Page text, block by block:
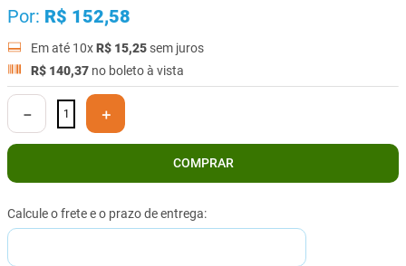
Por: R$ 152,58
Em até 10xR$ 15,25 sem juros
R$ 140,37 no boleto à vista
＋
－
COMPRAR